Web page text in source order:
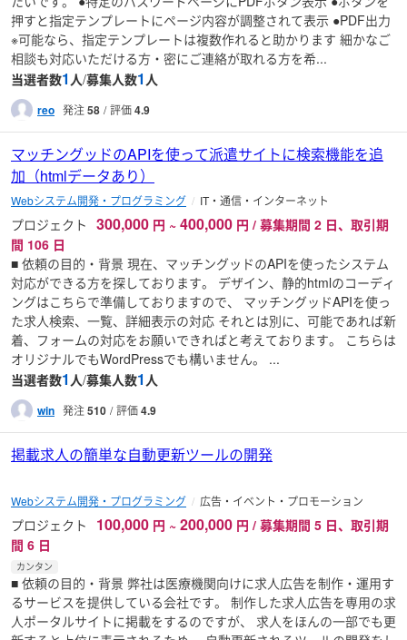
押すと指定テンプレートにページ内容が調整されて表示 ●PDF出力
※可能なら、指定テンプレートは複数作れると助かります 細かなご
相談も対応いただける方・密にご連絡が取れる方を希...
当選者数1 人/募集人数1 人
reo 発注58 評価4.9
マッチングッドのAPIを使って派遣サイトに検索機能を追
加（htmlデータあり）
Webシステム開発・プログラミング IT・通信・インターネット
プロジェクト 300,000 円 ~ 400,000 円 / 募集期間 2 日、取引期
間 106 日
■ 依頼の目的・背景 現在、マッチングッドのAPIを使ったシステム
対応ができる方を探しております。 デザイン、静的htmlのコーディ
ングはこちらで準備しておりますので、 マッチングッドAPIを使っ
た求人検索、一覧、詳細表示の対応 それとは別に、可能であれば新
着、フォームの対応をお願いできればと考えております。 こちらは
オリジナルでもWordPressでも構いません。 ...
当選者数1 人/募集人数1 人
win 発注510 評価4.9
掲載求人の簡単な自動更新ツールの開発
Webシステム開発・プログラミング 広告・イベント・プロモーション
プロジェクト 100,000 円 ~ 200,000 円 / 募集期間 5 日、取引期
間 6 日
カンタン
■ 依頼の目的・背景 弊社は医療機関向けに求人広告を制作・運用す
るサービスを提供している会社です。 制作した求人広告を専用の求
人ポータルサイトに掲載をするのですが、 求人をほんの一部でも更